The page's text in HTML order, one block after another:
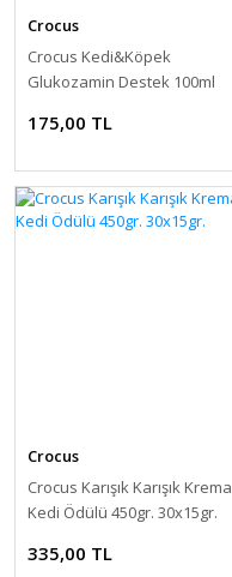
Crocus
Crocus Kedi&Köpek
Glukozamin Destek 100ml
175,00 TL
Crocus
Crocus Karışık Karışık Krema
Kedi Ödülü 450gr. 30x15gr.
335,00 TL